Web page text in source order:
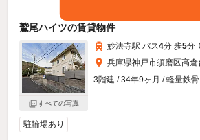
鷲尾ハイツの賃貸物件
すべての写真
妙法寺駅 バス4分 歩5分
兵庫県神戸市須磨区高倉
3階建 / 34年9ヶ月 / 軽量鉄骨
駐輪場あり